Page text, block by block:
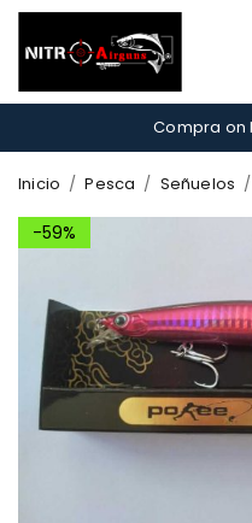
Compra on
Inicio / Pesca / Señuelos /
-59%